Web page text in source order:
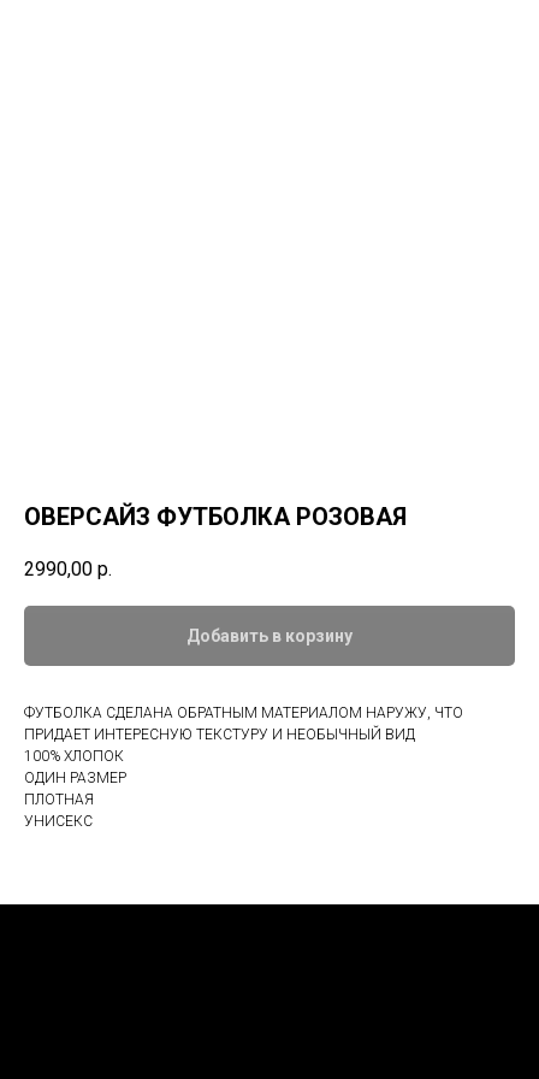
ОВЕРСАЙЗ ФУТБОЛКА РОЗОВАЯ
2990,00 р.
Добавить в корзину
ФУТБОЛКА СДЕЛАНА ОБРАТНЫМ МАТЕРИАЛОМ НАРУЖУ, ЧТО
ПРИДАЕТ ИНТЕРЕСНУЮ ТЕКСТУРУ И НЕОБЫЧНЫЙ ВИД
100% ХЛОПОК
ОДИН РАЗМЕР
ПЛОТНАЯ
УНИСЕКС